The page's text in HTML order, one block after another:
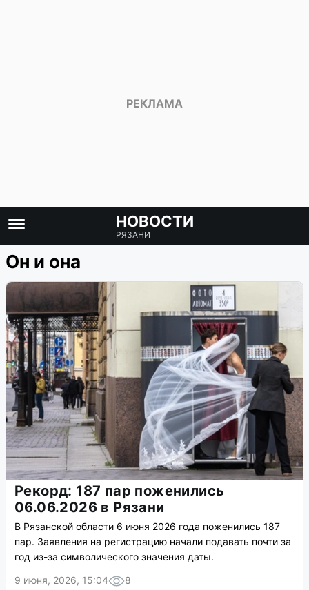
НОВОСТИ
РЯЗАНИ
Он и она
Рекорд: 187 пар поженились
06.06.2026 в Рязани
В Рязанской области 6 июня 2026 года поженились 187
пар. Заявления на регистрацию начали подавать почти за
год из-за символического значения даты.
9 июня, 2026, 15:04
8